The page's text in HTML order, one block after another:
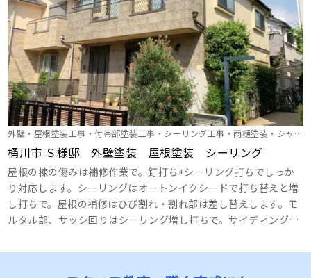
外壁・屋根塗装工事・付帯部塗装工事・シーリング工事・雨樋塗装・シャッ
ターＢＯＸ塗装・外塀塗装・屋根補修工事
桶川市 Ｓ様邸 外壁塗装 屋根塗装 シーリング
屋根の棟の傷みは補修作業で。釘打ち+シーリング打ちでしっか
り対応します。シーリングはオートンイクシードで打ち替えと増
し打ちで。屋根の補修はひび割れ・割れ部は差し替えします。モ
ルタル部、サッシ回りはシーリング増し打ちで。サイディング部
打ちで。外壁のひび割れや穴、出隅部補修はシーリング打ち